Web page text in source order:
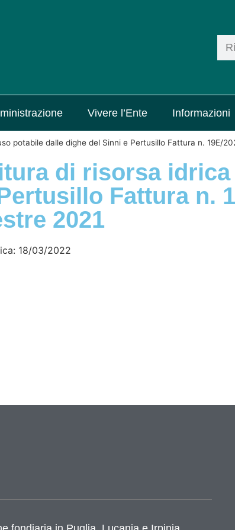
Vivere l’Ente Informazioni
potabile dalle dighe del Sinni e Pertusillo Fattura n. 19E/
di risorsa
Fattura n.
2021
18/03/2022